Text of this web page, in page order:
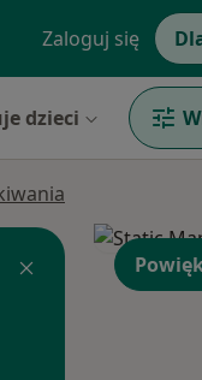
Zaloguj się
dzieci